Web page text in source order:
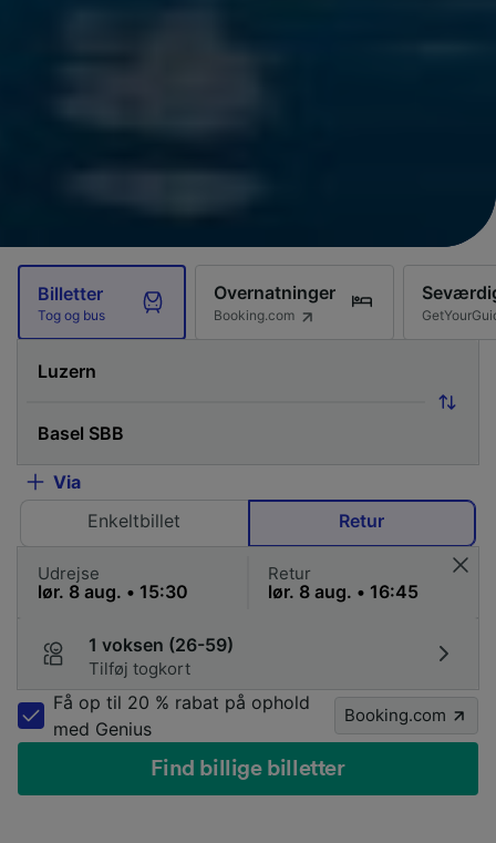
Billetter
Tog og bus
Overnatninger
Booking.com
Via
Enkeltbillet
Retur
Udrejse Retur
1 voksen (26-59)
Tilføj togkort
Få op til 20 % rabat på ophold
med Genius
Booking.com
Find billige billetter